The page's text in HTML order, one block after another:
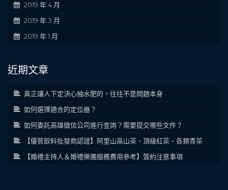
2019 年 4 月
2019 年 3 月
2019 年 1 月
近期文章
真正讓人下定決心抽水肥的，往往不是問題本身
如何選擇適合的定位器？
如何委託高雄徵信公司進行查詢？需要提交哪些文件？
【優質飲料批發商認證】阿里山高山茶、頂級紅茶、各類青茶
【婚禮主持人＆婚禮樂團服務費用參考】簽約注意事項